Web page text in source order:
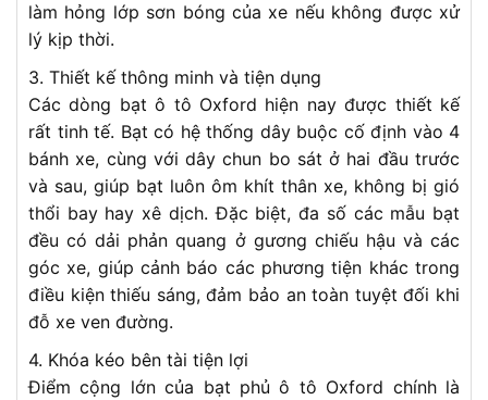
làm hỏng lớp sơn bóng của xe nếu không được xử
lý kịp thời.
3. Thiết kế thông minh và tiện dụng
Các dòng bạt ô tô Oxford hiện nay được thiết kế
rất tinh tế. Bạt có hệ thống dây buộc cố định vào 4
bánh xe, cùng với dây chun bo sát ở hai đầu trước
và sau, giúp bạt luôn ôm khít thân xe, không bị gió
thổi bay hay xê dịch. Đặc biệt, đa số các mẫu bạt
đều có dải phản quang ở gương chiếu hậu và các
góc xe, giúp cảnh báo các phương tiện khác trong
điều kiện thiếu sáng, đảm bảo an toàn tuyệt đối khi
đỗ xe ven đường.
4. Khóa kéo bên tài tiện lợi
Điểm cộng lớn của bạt phủ ô tô Oxford chính là